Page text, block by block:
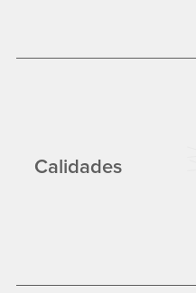
Calidades